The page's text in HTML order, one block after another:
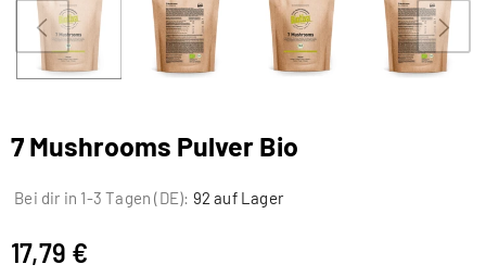
7 Mushrooms Pulver Bio
Bei dir in 1-3 Tagen (DE): 92 auf Lager
17,79 €